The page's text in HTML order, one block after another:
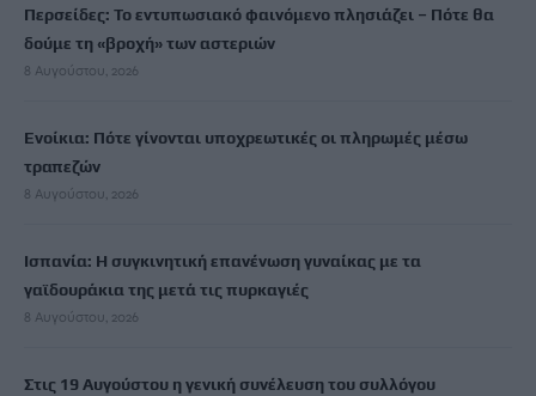
Περσείδες: Το εντυπωσιακό φαινόμενο πλησιάζει – Πότε θα
δούμε τη «βροχή» των αστεριών
8 Αυγούστου, 2026
Ενοίκια: Πότε γίνονται υποχρεωτικές οι πληρωμές μέσω
τραπεζών
8 Αυγούστου, 2026
Ισπανία: Η συγκινητική επανένωση γυναίκας με τα
γαϊδουράκια της μετά τις πυρκαγιές
8 Αυγούστου, 2026
Στις 19 Αυγούστου η γενική συνέλευση του συλλόγου